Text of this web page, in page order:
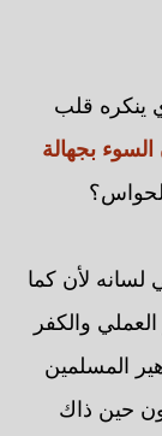
ينكره قلب
بجهالة
لأن كما
والكفر
المسلمين
حين ذاك